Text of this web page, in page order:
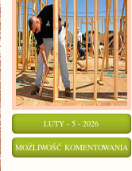
LUTY - 5 - 2026
MOŻLIWOŚĆ KOMENTOWANIA